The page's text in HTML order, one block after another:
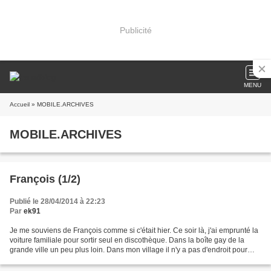
Publicité
MENU
Accueil » MOBILE.ARCHIVES
MOBILE.ARCHIVES
François (1/2)
Publié le 28/04/2014 à 22:23
Par ek91
Je me souviens de François comme si c'était hier. Ce soir là, j'ai emprunté la
voiture familiale pour sortir seul en discothèque. Dans la boîte gay de la
grande ville un peu plus loin. Dans mon village il n'y a pas d'endroit pour